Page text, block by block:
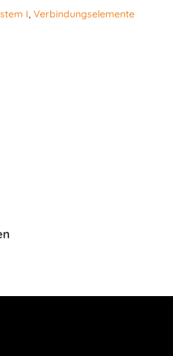
I, Verbindungselemente